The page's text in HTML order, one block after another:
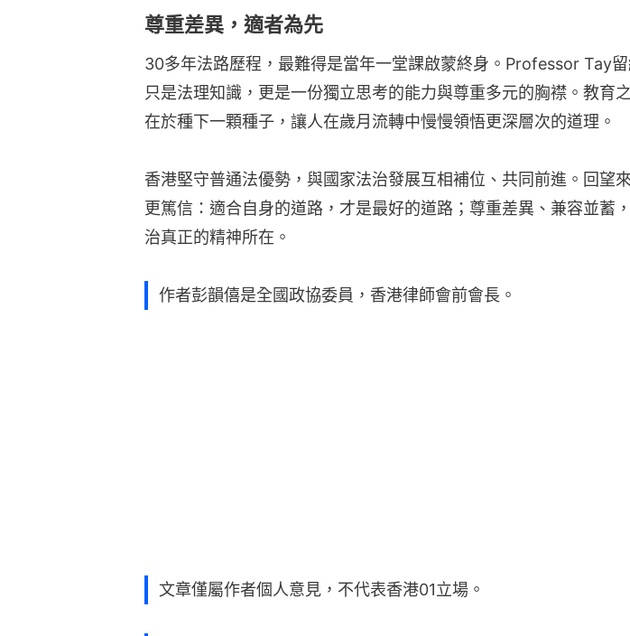
尊重差異，適者為先
30多年法路歷程，最難得是當年一堂課啟蒙終身。Professor Tay
只是法理知識，更是一份獨立思考的能力與尊重多元的胸襟。教育
在於種下一顆種子，讓人在歲月流轉中慢慢領悟更深層次的道理。
香港堅守普通法優勢，與國家法治發展互相補位、共同前進。回望
更篤信：適合自身的道路，才是最好的道路；尊重差異、兼容並蓄
治真正的精神所在。
作者彭韻僖是全國政協委員，香港律師會前會長。
文章僅屬作者個人意見，不代表香港01立場。